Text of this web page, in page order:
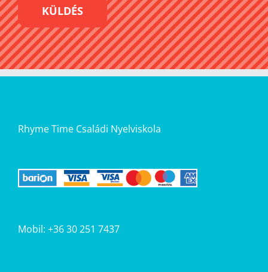
Rhyme Time Családi Nyelviskola
Mobil: +36 30 251 7437